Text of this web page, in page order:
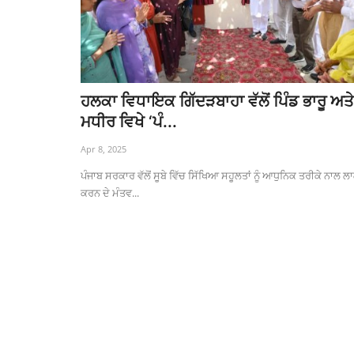
ਹਲਕਾ ਵਿਧਾਇਕ ਗਿੱਦੜਬਾਹਾ ਵੱਲੋਂ ਪਿੰਡ ਭਾਰੂ ਅਤੇ
ਮਧੀਰ ਵਿਖੇ ‘ਪੰ...
Apr 8, 2025
ਪੰਜਾਬ ਸਰਕਾਰ ਵੱਲੋਂ ਸੂਬੇ ਵਿੱਚ ਸਿੱਖਿਆ ਸਹੂਲਤਾਂ ਨੂੰ ਆਧੁਨਿਕ ਤਰੀਕੇ ਨਾਲ
ਕਰਨ ਦੇ ਮੰਤਵ...